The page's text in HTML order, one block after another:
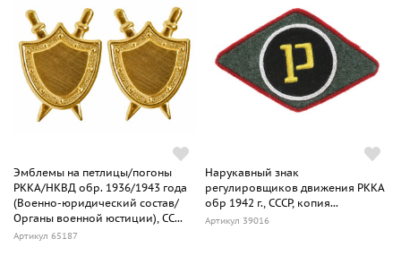
Эмблемы на петлицы/погоны
РККА/НКВД обр. 1936/1943 года
(Военно-юридический состав/
Органы военной юстиции), СС...
Артикул 65187
Нарукавный знак
регулировщиков движения РККА
обр 1942 г., СССР, копия...
Артикул 39016